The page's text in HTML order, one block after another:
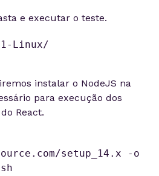
e executar o teste.
Linux/
instalar o NodeJS na
para execução dos
React.
setup_14.x -o